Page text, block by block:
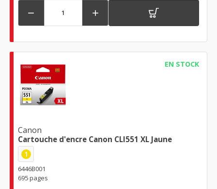
 
EN STOCK
Canon
Cartouche d'encre Canon CLI551 XL Jaune
1
6446B001
695 pages